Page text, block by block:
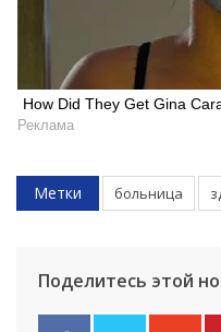
How Did They Get Gina
Реклама
Метки больница
Поделитесь этой